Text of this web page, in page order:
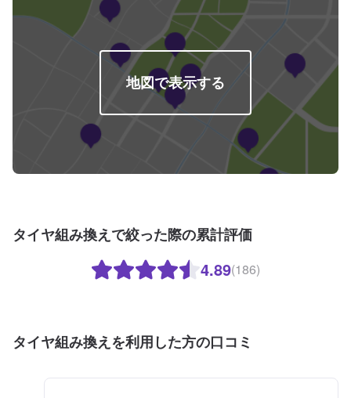
地図で表示する
タイヤ組み換えで絞った際の累計評価
4.89(186)
タイヤ組み換えを利用した方の口コミ